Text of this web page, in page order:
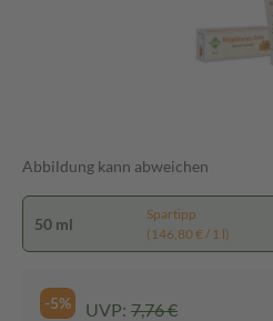
Abbildung kann abweichen
50 ml
Spartipp
(146,80 € / 1 l)
-5% UVP: 7,76 €